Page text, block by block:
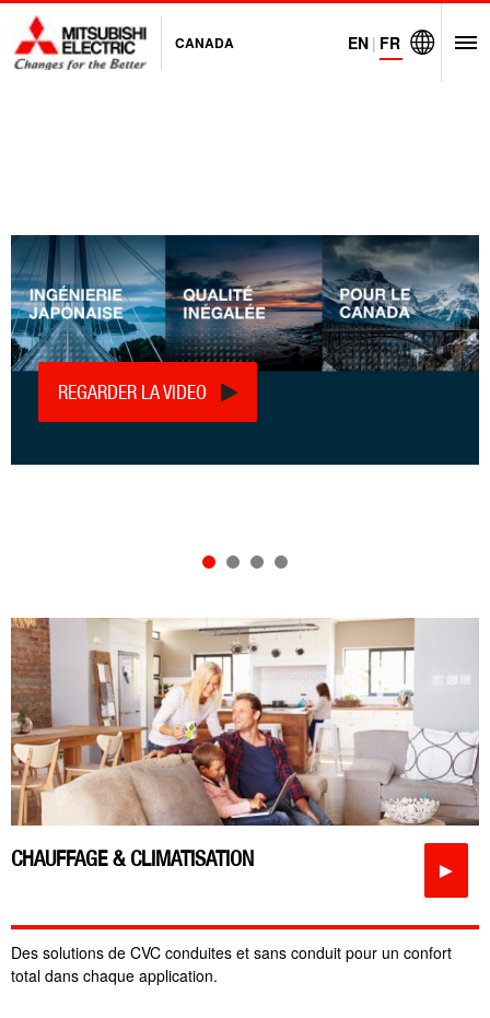
CANADA EN | FR
REGARDER LA VIDEO
CHAUFFAGE & CLIMATISATION ►
Des solutions de CVC conduites et sans conduit pour un confort
total dans chaque application.